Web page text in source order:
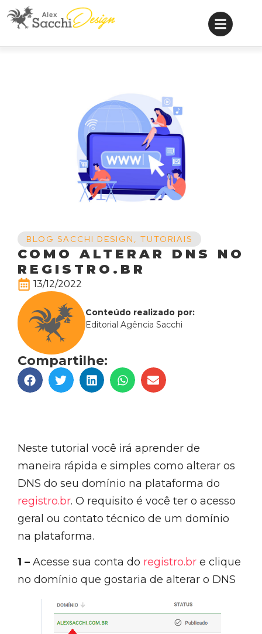
BLOG SACCHI DESIGN , TUTORIAIS
COMO ALTERAR DNS NO
REGISTRO.BR
13/12/2022
Conteúdo realizado por:
Editorial Agência Sacchi
Compartilhe:
Neste tutorial você irá aprender de
maneira rápida e simples como alterar os
DNS do seu domínio na plataforma do
registro.br. O requisito é você ter o acesso
geral ou contato técnico de um domínio
na plataforma.
1 – Acesse sua conta do registro.br e clique
no domínio que gostaria de alterar o DNS